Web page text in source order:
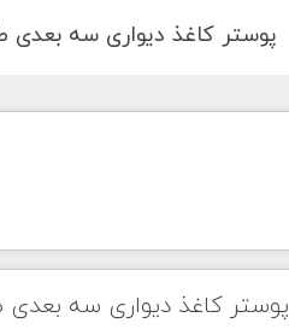
پوستر کاغذ دیواری سه بعدی
پوستر کاغذ دیواری سه بعدی